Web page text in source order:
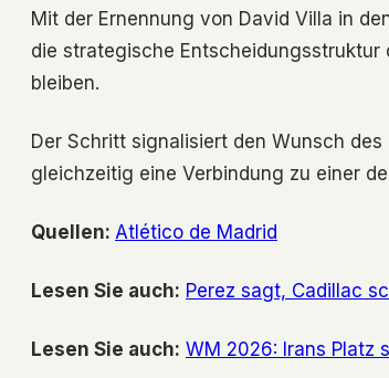
Mit der Ernennung von David Villa in
die strategische
bleiben.
Der Schritt signalisiert den Wunsch
gleichzeitig eine Verbindung zu einer
Quellen: Atlético de Madrid
Lesen Sie auch: Perez sagt, Cadillac
Lesen Sie auch: WM 2026: Irans Platz